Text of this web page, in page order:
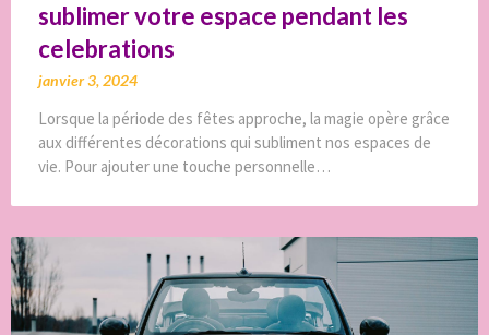
sublimer votre espace pendant les
celebrations
janvier 3, 2024
Lorsque la période des fêtes approche, la magie opère grâce
aux différentes décorations qui subliment nos espaces de
vie. Pour ajouter une touche personnelle…